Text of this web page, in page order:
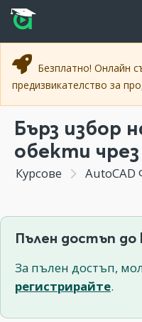
Прескочи към основното
Прескочи към навигацията
Безплатно! Онлайн
предизвикателство за
Бърз избор
обекти
Курсове AutoCAD
Пълен достъп до
За пълен достъп,
регистрирайте.